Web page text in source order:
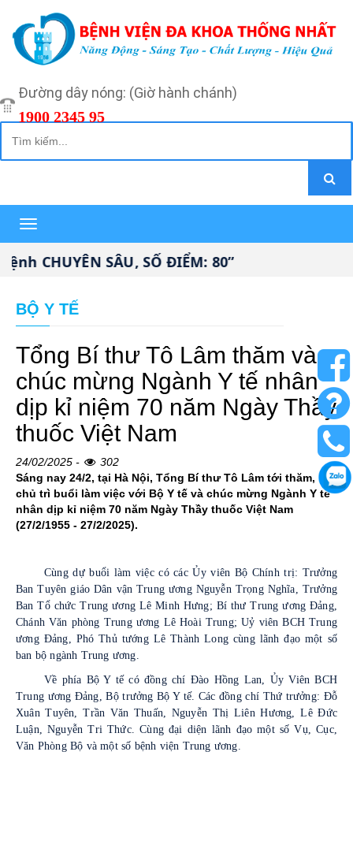
Đường dây nóng: (Giờ hành chánh)
1900 2345 95
Toggle
navigation
SÂU, SỐ ĐIỂM: 80”
BỘ Y TẾ
Tổng Bí thư Tô Lâm thăm và
chúc mừng Ngành Y tế nhân
dịp kỉ niệm 70 năm Ngày Thầy
thuốc Việt Nam
24/02/2025 -
302
Sáng nay 24/2, tại Hà Nội, Tổng Bí thư Tô Lâm tới thăm,
chủ trì buổi làm việc với Bộ Y tế và chúc mừng Ngành Y tế
nhân dịp kỉ niệm 70 năm Ngày Thầy thuốc Việt Nam
(27/2/1955 - 27/2/2025).
Cùng dự buổi làm việc có các Ủy viên Bộ Chính trị: Trưởng
Ban Tuyên giáo Dân vận Trung ương Nguyễn Trọng Nghĩa, Trưởng
Ban Tổ chức Trung ương Lê Minh Hưng; Bí thư Trung ương Đảng,
Chánh Văn phòng Trung ương Lê Hoài Trung; Uỷ viên BCH Trung
ương Đảng, Phó Thủ tướng Lê Thành Long cùng lãnh đạo một số
ban bộ ngành Trung ương.
Về phía Bộ Y tế có đồng chí Đào Hồng Lan, Ủy Viên BCH
Trung ương Đảng, Bộ trưởng Bộ Y tế. Các đồng chí Thứ trưởng: Đỗ
Xuân Tuyên, Trần Văn Thuấn, Nguyễn Thị Liên Hương, Lê Đức
Luận, Nguyễn Tri Thức. Cùng đại diện lãnh đạo một số Vụ, Cục,
Văn Phòng Bộ và một số bệnh viện Trung ương.